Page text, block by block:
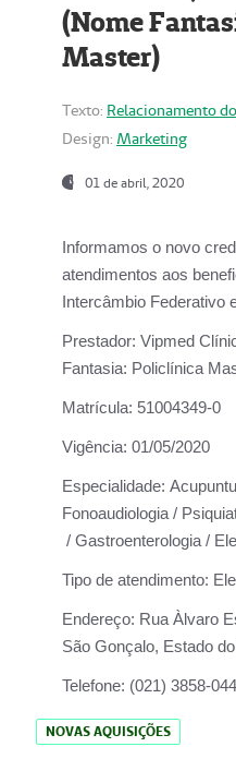
(Nome
Master)
Texto: Relacionamento
Design: Marketing
01 de abril, 2020
Informamos o novo
atendimentos aos
Intercâmbio Federativo
Prestador: Vipmed
Fantasia: Policlínica
Matrícula: 51004349-0
Vigência: 01/05/2020
Especialidade:
Fonoaudiologia /
/ Gastroenterologia /
Tipo de atendimento:
Endereço: Rua Àlvaro
São Gonçalo, Estado
Telefone: (021) 3858-
NOVAS AQUISIÇÕES